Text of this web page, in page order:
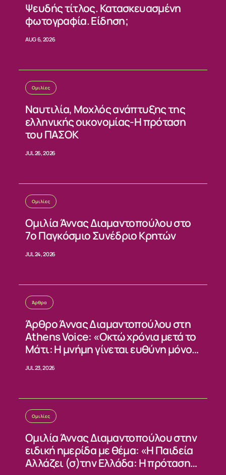
Ψευδής τίτλος. Κατασκευασμένη
φωτογραφία. Είδηση;
AUG 6, 2026
Ομιλίες
Ναυτιλία, Μοχλός ανάπτυξης της
ελληνικής οικονομίας-Η πρόταση
του ΠΑΣΟΚ
JUL 26, 2026
Ομιλίες
Ομιλία Άννας Διαμαντοπούλου στο
7ο Παγκόσμιο Συνέδριο Κρητών
JUL 24, 2026
Άρθρα
Άρθρο Άννας Διαμαντοπούλου στη
Athens Voice: «Οκτώ χρόνια μετά το
Μάτι: Η μνήμη γίνεται ευθύνη μόνο
JUL 23, 2026
Ομιλίες
Ομιλία Άννας Διαμαντοπούλου στην
ειδική ημερίδα με θέμα: «Η Παιδεία
Αλλάζει (σ)την Ελλάδα: Η πρόταση